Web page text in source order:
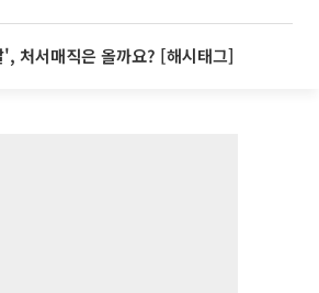
처서매직은 올까요? [해시태그]